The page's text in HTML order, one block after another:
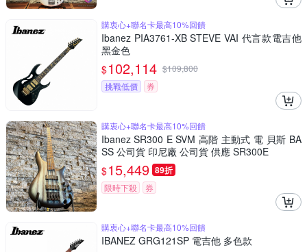
購衷心+聯名卡最高10%回饋
Ibanez PIA3761-XB STEVE VAI 代言款電吉他
黑金色
$102,114 $109,800
挑戰低價
券
購衷心+聯名卡最高10%回饋
Ibanez SR300 E SVM 高階 主動式 電 貝斯 BA
SS 公司貨 印尼廠 公司貨 供應 SR300E
$15,449 89折
限時下殺 券
購衷心+聯名卡最高10%回饋
IBANEZ GRG121SP 電吉他 多色款